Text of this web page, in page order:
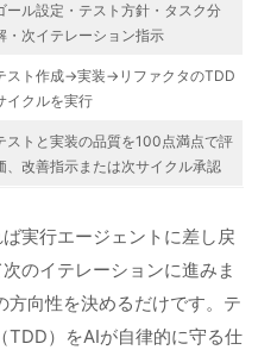
ール設定・テスト方針・タスク分
・次イテレーション指示
スト作成→実装→リファクタのTDD
イクルを実行
ストと実装の品質を100点満点で評
、改善指示または次サイクル承認
実行エージェントに差し戻
のイテレーションに進みま
向性を決めるだけです。テ
TDD）をAIが自律的に守る仕